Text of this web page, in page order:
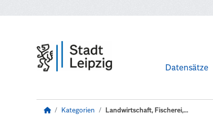
Datensätze
Kategorien Landwirtschaft, Fischerei,...